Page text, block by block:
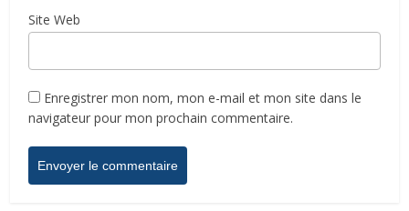
Site Web
Enregistrer mon nom, mon e-mail et mon site dans le
navigateur pour mon prochain commentaire.